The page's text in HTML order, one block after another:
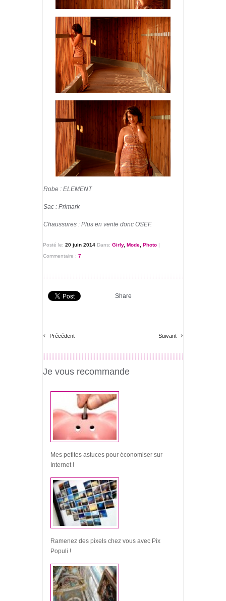
Robe : ELEMENT
Sac : Primark
Chaussures : Plus en vente donc OSEF.
Posté le: 20 juin 2014 Dans: Girly, Mode Photo |
Commentaire : 7
Share
‹ Précédent Suivant ›
Je vous recommande
Mes petites astuces pour économiser sur
Internet !
Ramenez des pixels chez vous avec Pix
Populi !